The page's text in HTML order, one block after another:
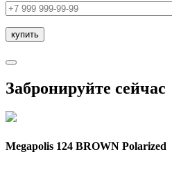
Забронируйте сейчас
Megapolis 124 BROWN Polarized